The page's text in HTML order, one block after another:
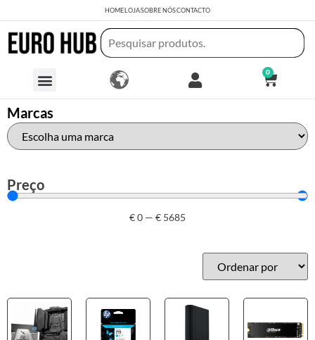
HOMELOJASOBRE NÓSCONTACTO
0
Marcas
Preço
€0 — € 5685